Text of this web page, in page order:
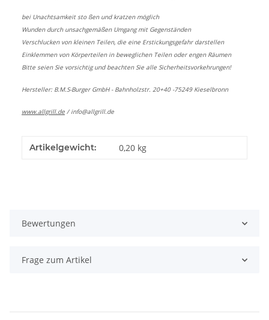
bei Unachtsamkeit sto ßen und kratzen möglich
Wunden durch unsachgemäßen Umgang mit Gegenständen
Verschlucken von kleinen Teilen, die eine Erstickungsgefahr darstellen
Einklemmen von Körperteilen in beweglichen Teilen oder engen Räumen
Bitte seien Sie vorsichtig und beachten Sie alle Sicherheitsvorkehrungen!
Hersteller: B.M.S-Burger GmbH - Bahnholzstr. 20+40 -75249 Kieselbronn
www.allgrill.de / info@allgrill.de
Artikelgewicht: 0,20 kg
Bewertungen
Frage zum Artikel